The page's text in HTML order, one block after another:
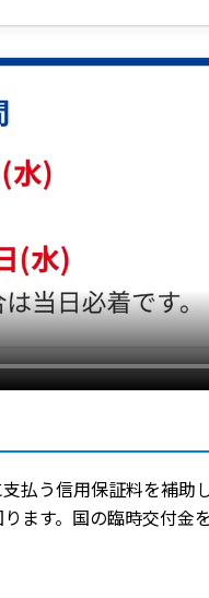
払う信用保証料を補助
ます。国の臨時交付金